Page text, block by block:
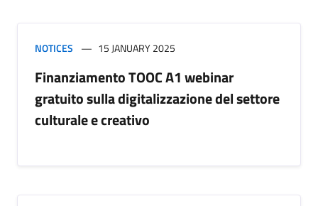
NOTICES 15 JANUARY 2025
Finanziamento TOOC A1 webinar
gratuito sulla digitalizzazione del settore
culturale e creativo